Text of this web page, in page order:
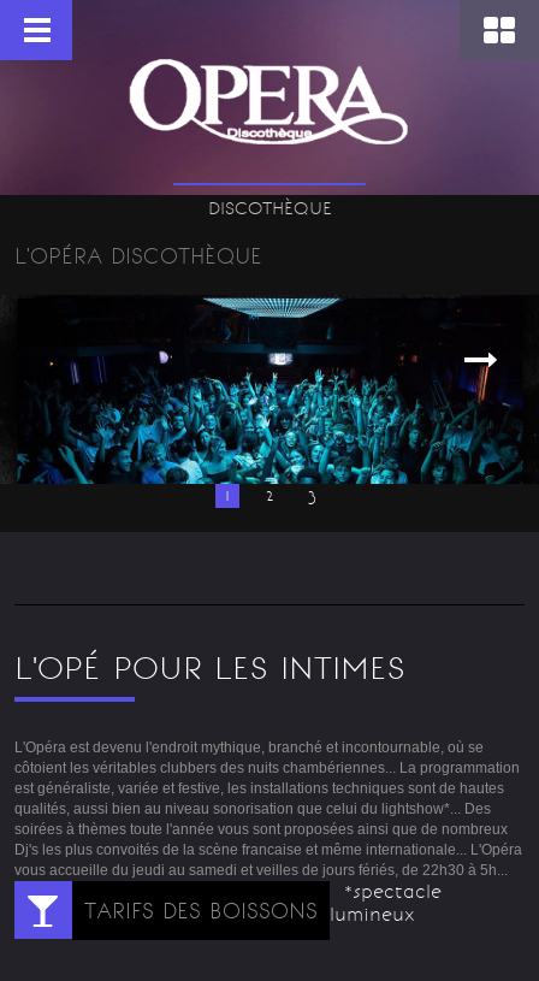
DISCOTHÈQUE
L'OPÉRA DISCOTHÈQUE
1 2 3
L'OPÉ POUR LES INTIMES
L'Opéra est devenu l'endroit mythique, branché et incontournable, où se
côtoient les véritables clubbers des nuits chambériennes... La programmation
est généraliste, variée et festive, les installations techniques sont de hautes
qualités, aussi bien au niveau sonorisation que celui du lightshow*... Des
soirées à thèmes toute l'année vous sont proposées ainsi que de nombreux
Dj's les plus convoités de la scène francaise et même internationale... L'Opéra
vous accueille du jeudi au samedi et veilles de jours fériés, de 22h30 à 5h...
TARIFS DES BOISSONS
*spectacle
lumineux